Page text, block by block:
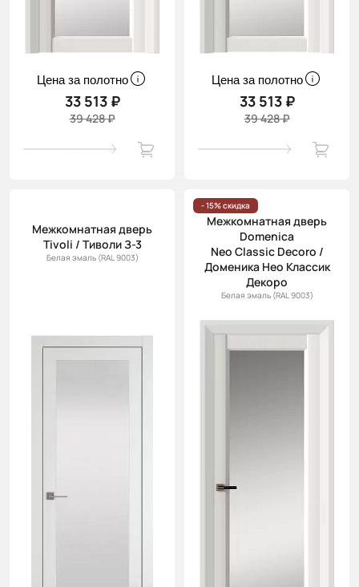
Цена за полотно
33 513 ₽
39 428 ₽
Цена за полотно
33 513 ₽
39 428 ₽
Межкомнатная дверь
Tivoli / Тиволи З-3
Белая эмаль (RAL 9003)
- 15% скидка
Межкомнатная дверь
Domenica
Neo Classic Decoro /
Доменика Нео Классик
Декоро
Белая эмаль (RAL 9003)